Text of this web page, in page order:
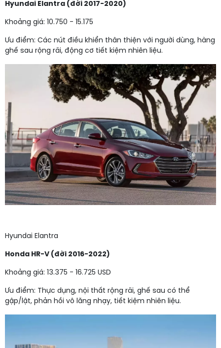
Hyundai Elantra (đời 2017-2020)
Khoảng giá: 10.750 - 15.175
Ưu điểm: Các nút điều khiển thân thiện với người dùng, hàng
ghế sau rộng rãi, động cơ tiết kiệm nhiên liệu.
Hyundai Elantra
Honda HR-V (đời 2016-2022)
Khoảng giá: 13.375 - 16.725 USD
Ưu điểm: Thực dụng, nội thất rộng rãi, ghế sau có thể
gập/lật, phản hồi vô lăng nhạy, tiết kiệm nhiên liệu.